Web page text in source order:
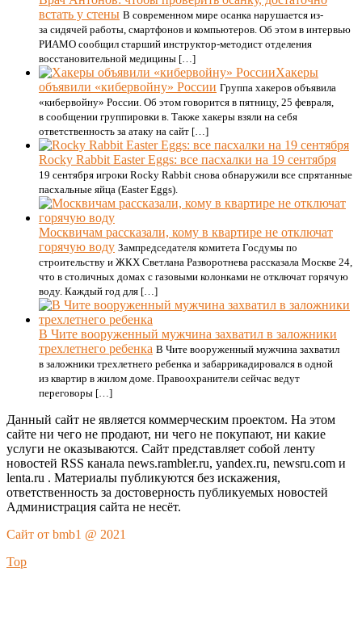
встать у стены В современном мире осанка нарушается из-
за сидячей работы, смартфонов и компьютеров. Об этом в интервью
РИАМО сообщил старший инструктор-методист отделения
восстановительной медицины […]
Хакеры
объявили «кибервойну» России Группа хакеров объявила
«кибервойну» России. Об этом говорится в пятницу, 25 февраля,
в сообщении группировки в. Также хакеры взяли на себя
ответственность за атаку на сайт […]
Rocky Rabbit Easter Eggs: все пасхалки на 19 сентября
19 сентября игроки Rocky Rabbit снова обнаружили все спрятанные
пасхальные яйца (Easter Eggs).
Москвичам рассказали, кому в квартире не отключат
горячую воду Зампредседателя комитета Госдумы по
строительству и ЖКХ Светлана Разворотнева рассказала Москве 24,
что в столичных домах с газовыми колонками не отключат горячую
воду. Каждый год для […]
В Чите вооруженный мужчина захватил в заложники
трехлетнего ребенка В Чите вооруженный мужчина захватил
в заложники трехлетнего ребенка и забаррикадировался в одной
из квартир в жилом доме. Правоохранители сейчас ведут
переговоры […]
Данный сайт не является коммерческим проектом. На этом
сайте ни чего не продают, ни чего не покупают, ни какие
услуги не оказываются. Сайт представляет собой ленту
новостей RSS канала news.rambler.ru, yandex.ru, newsru.com и
lenta.ru . Материалы публикуются без искажения,
ответственность за достоверность публикуемых новостей
Администрация сайта не несёт.
Сайт от bmb1 @ 2021
Top